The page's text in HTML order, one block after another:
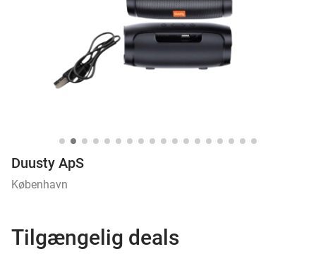
Duusty ApS
København
Tilgængelig deals